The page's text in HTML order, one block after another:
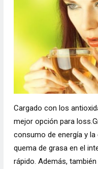
Cargado con los
mejor opción para
consumo de energía y
quema de grasa en el
rápido. Además,